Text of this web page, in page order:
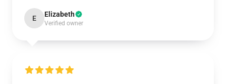
E Elizabeth
Verified owner